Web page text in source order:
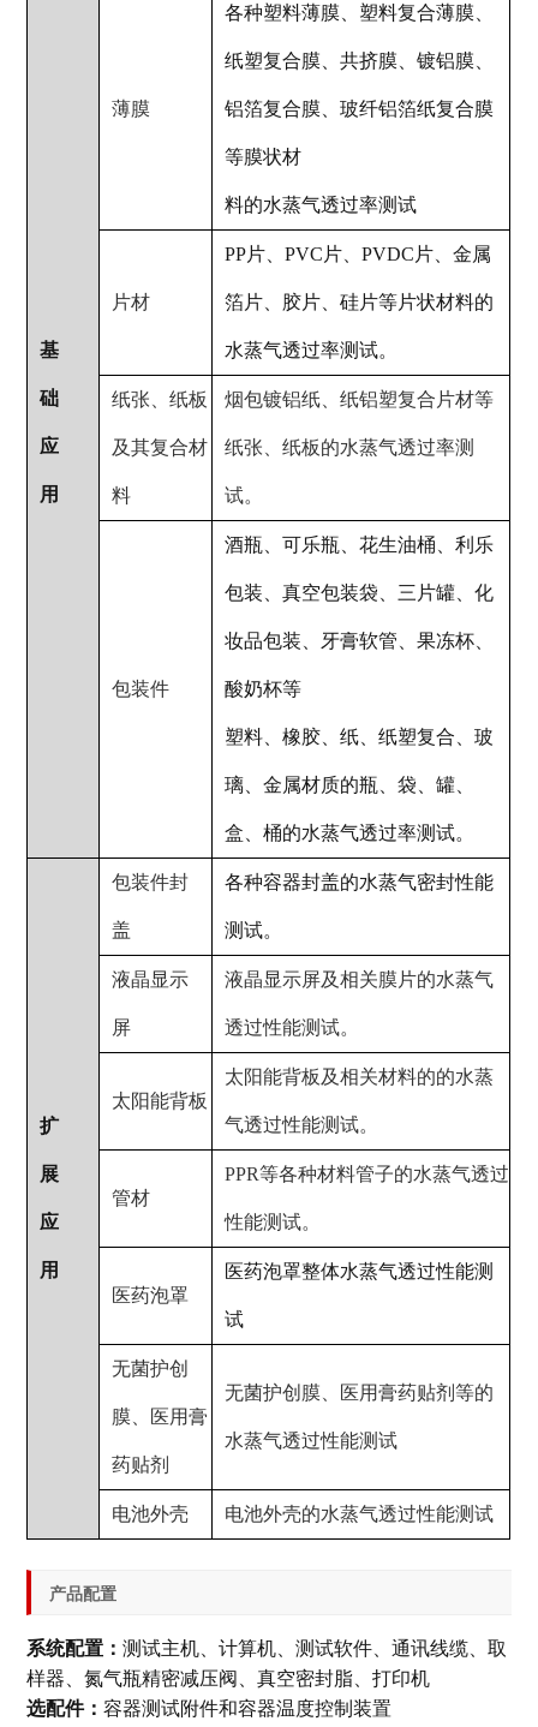
基
础
应
用
薄膜
各种塑料薄膜、塑料复合薄膜、
纸塑复合膜、共挤膜、镀铝膜、
铝箔复合膜、玻纤铝箔纸复合膜
等膜状材
料的水蒸气透过率测试
片材
PP片、PVC片、PVDC片、金属
箔片、胶片、硅片等片状材料的
水蒸气透过率测试。
纸张、纸板
及其复合材
料
烟包镀铝纸、纸铝塑复合片材等
纸张、纸板的水蒸气透过率测
试。
包装件
酒瓶、可乐瓶、花生油桶、利乐
包装、真空包装袋、三片罐、化
妆品包装、牙膏软管、果冻杯、
酸奶杯等
塑料、橡胶、纸、纸塑复合、玻
璃、金属材质的瓶、袋、罐、
盒、桶的水蒸气透过率测试。
扩
展
应
用
包装件封
盖
各种容器封盖的水蒸气密封性能
测试。
液晶显示
屏
液晶显示屏及相关膜片的水蒸气
透过性能测试。
太阳能背板
太阳能背板及相关材料的的水蒸
气透过性能测试。
管材
PPR等各种材料管子的水蒸气透过
性能测试。
医药泡罩
医药泡罩整体水蒸气透过性能测
试
无菌护创
膜、医用膏
药贴剂
无菌护创膜、医用膏药贴剂等的
水蒸气透过性能测试
电池外壳 电池外壳的水蒸气透过性能测试
产品配置
系统配置：测试主机、计算机、测试软件、通讯线缆、取
样器、氮气瓶精密减压阀、真空密封脂、打印机
选配件：容器测试附件和容器温度控制装置